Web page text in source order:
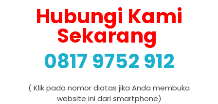
Hubungi Kami
Sekarang
0817 9752 912
( Klik pada nomor diatas jika Anda membuka
website ini dari smartphone)